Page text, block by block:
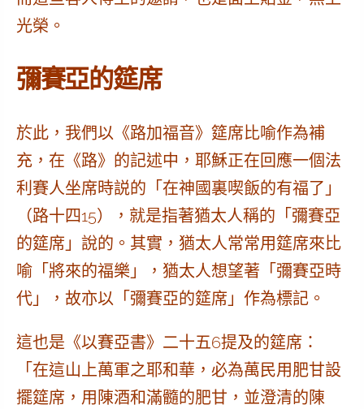
光榮 。
彌賽亞的筵席
於此，我們以 《路加福音》筵席比喻作為補
充，在《路》的記述中，耶穌正在回應一個法
利賽人坐席時説的「在神國裏喫飯的有福了」
（路十四15）
， 就是指著猶太人稱的「彌賽亞
的筵席」 說的。其實，猶太人常常用筵席來比
喻「將來的福樂」
，猶太人想望著「彌賽亞時
代」，故亦以「彌賽亞的筵席」作為標記。
這也是《以賽亞書》二十五6提及的筵席：
「在這山上萬軍之耶和華，必為萬民用肥甘設
擺筵席，用陳酒和滿髓的肥甘，並澄清的陳